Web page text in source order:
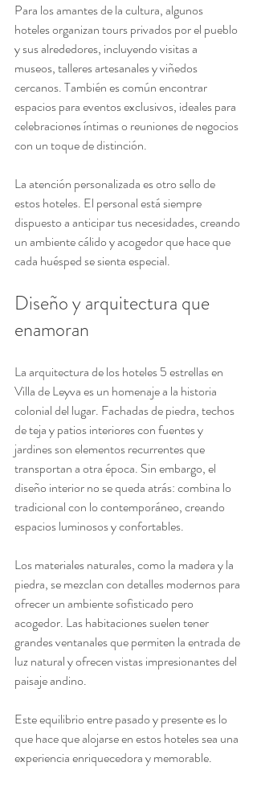
Para los amantes de la cultura, algunos
hoteles organizan tours privados por el pueblo
y sus alrededores, incluyendo visitas a
museos, talleres artesanales y viñedos
cercanos. También es común encontrar
espacios para eventos exclusivos, ideales para
celebraciones íntimas o reuniones de negocios
con un toque de distinción.
La atención personalizada es otro sello de
estos hoteles. El personal está siempre
dispuesto a anticipar tus necesidades, creando
un ambiente cálido y acogedor que hace que
cada huésped se sienta especial.
Diseño y arquitectura que
enamoran
La arquitectura de los hoteles 5 estrellas en
Villa de Leyva es un homenaje a la historia
colonial del lugar. Fachadas de piedra, techos
de teja y patios interiores con fuentes y
jardines son elementos recurrentes que
transportan a otra época. Sin embargo, el
diseño interior no se queda atrás: combina lo
tradicional con lo contemporáneo, creando
espacios luminosos y confortables.
Los materiales naturales, como la madera y la
piedra, se mezclan con detalles modernos para
ofrecer un ambiente sofisticado pero
acogedor. Las habitaciones suelen tener
grandes ventanales que permiten la entrada de
luz natural y ofrecen vistas impresionantes del
paisaje andino.
Este equilibrio entre pasado y presente es lo
que hace que alojarse en estos hoteles sea una
experiencia enriquecedora y memorable.